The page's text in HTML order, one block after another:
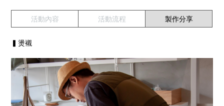
活動內容 活動流程 製作分享
▍燙襯